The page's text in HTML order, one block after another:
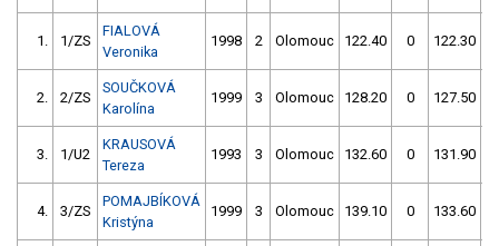
1. 1/ZS
FIALOVÁ
Veronika
1998 2 Olomouc 122.40 0 122.30
2. 2/ZS
SOUČKOVÁ
Karolína
1999 3 Olomouc 128.20 0 127.50
3. 1/U2
KRAUSOVÁ
Tereza
1993 3 Olomouc 132.60 0 131.90
4. 3/ZS
POMAJBÍKOVÁ
Kristýna
1999 3 Olomouc 139.10 0 133.60